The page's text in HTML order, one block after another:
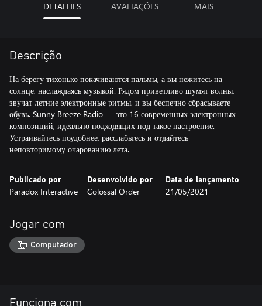
DETALHES AVALIAÇÕES MAIS
Descrição
На берегу тихонько покачиваются пальмы, а вы нежитесь на
солнце, наслаждаясь музыкой. Рядом приветливо шумят волны,
звучат летние электронные ритмы, и вы беспечно сбрасываете
обувь. Sunny Breeze Radio — это 16 современных электронных
композиций, идеально подходящих под такое настроение.
Устраивайтесь поудобнее, расслабьтесь и отдайтесь
неповторимому очарованию лета.
Publicado por
Paradox Interactive
Desenvolvido por
Colossal Order
Data de lançamento
21/05/2021
Jogar com
Computador
Funciona com